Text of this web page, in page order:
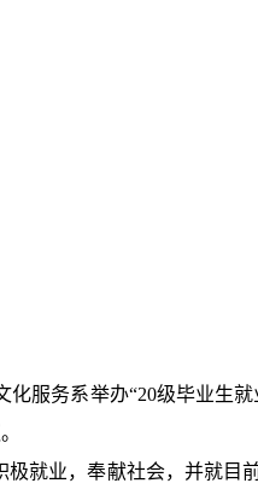
化服务系举办“20级毕业生就
就业，奉献社会，并就目